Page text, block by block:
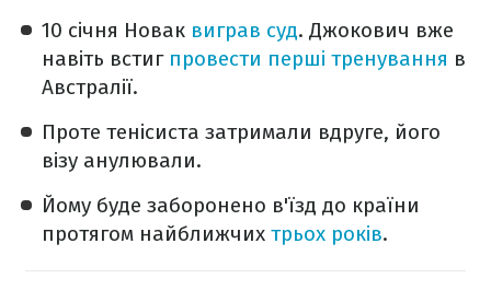
10 січня Новак виграв суд. Джокович вже
навіть встиг провести перші тренування в
Австралії.
Проте тенісиста затримали вдруге, його
візу анулювали.
Йому буде заборонено в'їзд до країни
протягом найближчих трьох років.